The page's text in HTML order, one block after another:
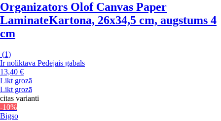
Organizators Olof Canvas Paper
LaminateKartona, 26x34,5 cm, augstums 4
cm
(1)
Ir noliktavā Pēdējais gabals
13,40 €
Likt grozā
Likt grozā
citas varianti
-10%
Bigso